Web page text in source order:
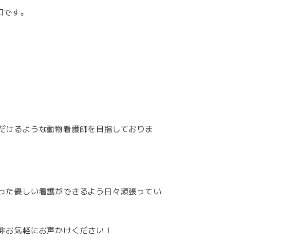
す。
るような動物看護師を目指しておりま
た優しい看護ができるよう日々頑張ってい
気軽にお声かけください！